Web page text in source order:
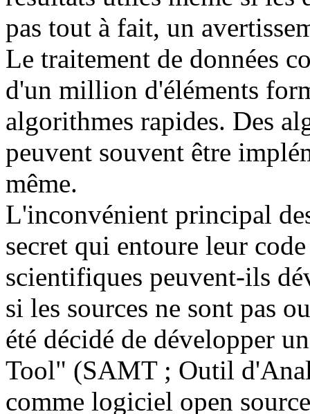
pas tout à fait, un
Le traitement de données
d'un million d'éléments
algorithmes rapides. Des
peuvent souvent être
même.
L'inconvénient principal
secret qui entoure leur
scientifiques peuvent-ils
si les sources ne sont pas
été décidé de développer
Tool" (SAMT ; Outil
comme logiciel open